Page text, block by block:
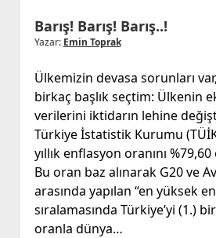
Barış! Barış! Barış..!
Yazar: Emin Toprak
Ülkemizin devasa sorunları
birkaç başlık seçtim: Ülkenin
verilerini iktidarın lehine
Türkiye İstatistik Kurumu
yıllık enflasyon oranını
Bu oran baz alınarak G20 ve
arasında yapılan “en yüksek
sıralamasında Türkiye’yi (1.)
oranla dünya…